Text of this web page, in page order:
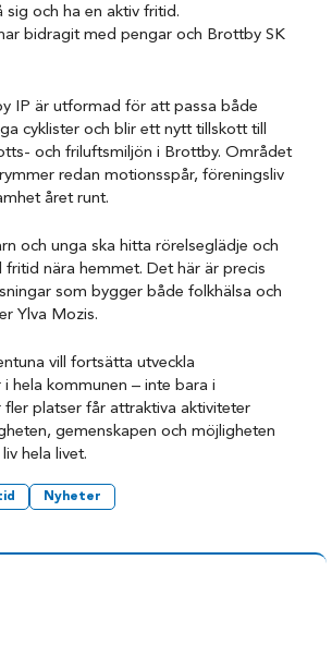
sig och ha en aktiv fritid.
bidragit med pengar och Brottby SK
IP är utformad för att passa både
cyklister och blir ett nytt tillskott till
och friluftsmiljön i Brottby. Området
redan motionsspår, föreningsliv
året runt.
och unga ska hitta rörelseglädje och
fritid nära hemmet. Det här är precis
som bygger både folkhälsa och
Ylva Mozis.
vill fortsätta utveckla
hela kommunen – inte bara i
fler platser får attraktiva aktiviteter
gemenskapen och möjligheten
hela livet.
Nyheter